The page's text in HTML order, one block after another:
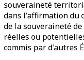
souveraineté
dans l'affirmation du
de la souveraineté
réelles ou
commis par d'autres